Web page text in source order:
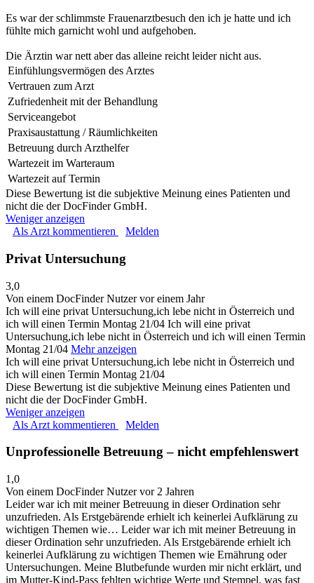
Es war der schlimmste Frauenarztbesuch den ich je hatte und ich
fühlte mich garnicht wohl und aufgehoben.
Die Ärztin war nett aber das alleine reicht leider nicht aus.
Einfühlungsvermögen des Arztes
Vertrauen zum Arzt
Zufriedenheit mit der Behandlung
Serviceangebot
Praxisaustattung / Räumlichkeiten
Betreuung durch Arzthelfer
Wartezeit im Warteraum
Wartezeit auf Termin
Diese Bewertung ist die subjektive Meinung eines Patienten und
nicht die der DocFinder GmbH.
Weniger anzeigen
Als Arzt kommentieren
Melden
Privat Untersuchung
3,0
Von einem DocFinder Nutzervor einem Jahr
Ich will eine privat Untersuchung,ich lebe nicht in Österreich und
ich will einen Termin Montag 21/04 Ich will eine privat
Untersuchung,ich lebe nicht in Österreich und ich will einen Termin
Montag 21/04 Mehr anzeigen
Ich will eine privat Untersuchung,ich lebe nicht in Österreich und
ich will einen Termin Montag 21/04
Diese Bewertung ist die subjektive Meinung eines Patienten und
nicht die der DocFinder GmbH.
Weniger anzeigen
Als Arzt kommentieren
Melden
Unprofessionelle Betreuung – nicht empfehlenswert
1,0
Von einem DocFinder Nutzervor 2 Jahren
Leider war ich mit meiner Betreuung in dieser Ordination sehr
unzufrieden. Als Erstgebärende erhielt ich keinerlei Aufklärung zu
wichtigen Themen wie… Leider war ich mit meiner Betreuung in
dieser Ordination sehr unzufrieden. Als Erstgebärende erhielt ich
keinerlei Aufklärung zu wichtigen Themen wie Ernährung oder
Untersuchungen. Meine Blutbefunde wurden mir nicht erklärt, und
im Mutter-Kind-Pass fehlten wichtige Werte und Stempel, was fast